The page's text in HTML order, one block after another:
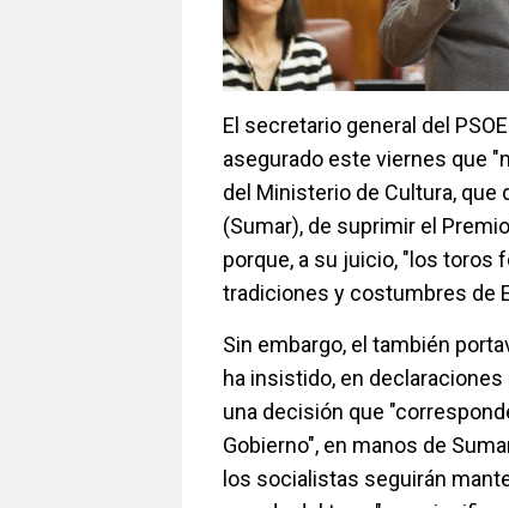
El secretario general del
asegurado este viernes que
del Ministerio de Cultura, que
(Sumar), de suprimir el
porque, a su juicio, "los toros
tradiciones y costumbres de
Sin embargo, el también
ha insistido, en declaraciones
una decisión que
Gobierno", en manos de
los socialistas seguirán